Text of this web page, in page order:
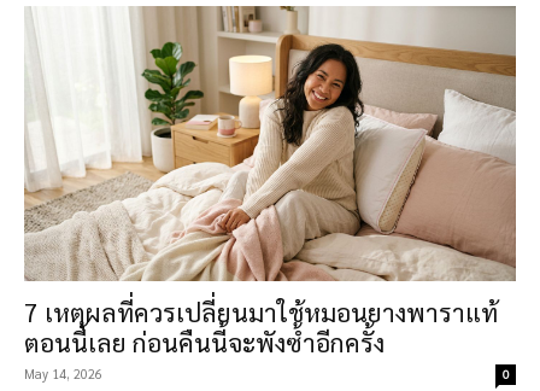
7 เหตุผลที่ควรเปลี่ยนมาใช้หมอนยางพาราแท้
ตอนนี้เลย ก่อนคืนนี้จะพังซ้ำอีกครั้ง
May 14, 2026 0